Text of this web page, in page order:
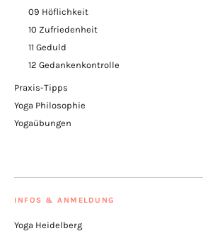
09 Höflichkeit
10 Zufriedenheit
11 Geduld
12 Gedankenkontrolle
Praxis-Tipps
Yoga Philosophie
Yogaübungen
INFOS & ANMELDUNG
Yoga Heidelberg